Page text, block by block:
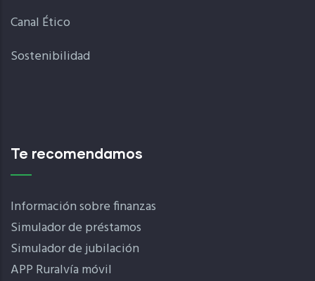
Canal Ético
Sostenibilidad
Te recomendamos
Información sobre finanzas
Simulador de préstamos
Simulador de jubilación
APP Ruralvía móvil